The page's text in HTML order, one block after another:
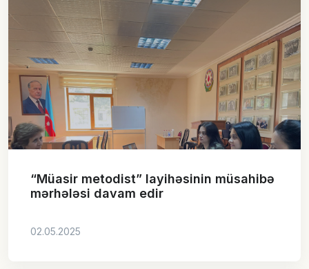
“Müasir metodist” layihəsinin müsahibə
mərhələsi davam edir
02.05.2025